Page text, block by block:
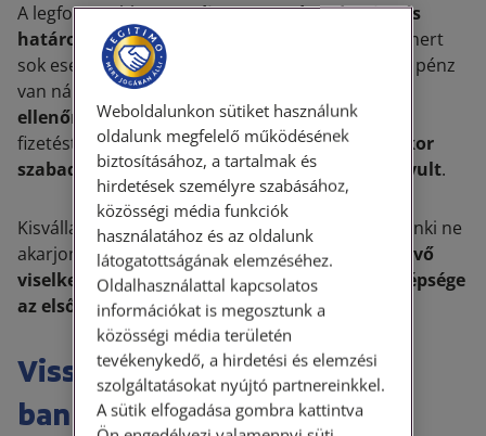
A legfontosabb:maradjon nyugodt, udvarias és
határozott. Ne kezdjen vitatkozni a vásárlóval, mert
sok esetben maga a vevő sem tudja, hogy hamis pénz
van nála. Közölni lehet vele, hogy a
ellenőrzése során probléma merült fel, ezért a
fizetést fel kell függeszteni. Visszajárót csak akkor
szabad átadni, ha a pénz megfelelőnek bizonyult.
Kisvállalkozásoknál különösen fontos szabály: senki ne
akarjon hős lenni. Ha a helyzet fenyegetővé, a
vevő
viselkedése agresszívvá válik, a dolgozó testi épsége
az első.
Vissza kell adni a gyanús
bankjegyet?
Weboldalunkon sütiket használunk
oldalunk megfelelő működésének
biztosításához, a tartalmak és
hirdetések személyre szabásához,
közösségi média funkciók
használatához és az oldalunk
látogatottságának elemzéséhez.
Oldalhasználattal kapcsolatos
információkat is megosztunk a
közösségi média területén
tevékenykedő, a hirdetési és elemzési
szolgáltatásokat nyújtó partnereinkkel.
A sütik elfogadása gombra kattintva